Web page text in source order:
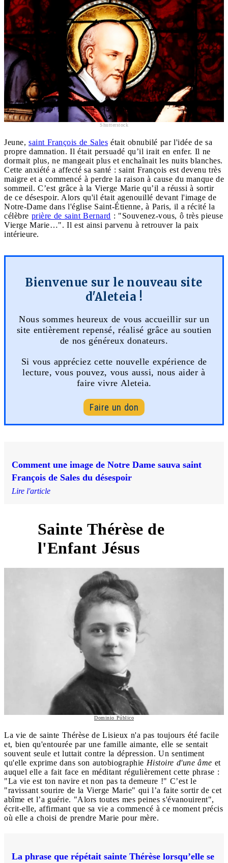
Shutterstock
Jeune, saint François de Sales était obnubilé par l'idée de sa
propre damnation. Il était persuadé qu’il irait en enfer. Il ne
dormait plus, ne mangeait plus et enchaînait les nuits blanches.
Cette anxiété a affecté sa santé : saint François est devenu très
maigre et a commencé à perdre la raison à cause du manque de
sommeil. C’est grâce à la Vierge Marie qu’il a réussi à sortir
de ce désespoir. Alors qu'il était agenouillé devant l'image de
Notre-Dame dans l'église Saint-Étienne, à Paris, il a récité la
célèbre prière de saint Bernard : "Souvenez-vous, ô très pieuse
Vierge Marie…". Il est ainsi parvenu à retrouver la paix
intérieure.
Bienvenue sur le nouveau site
d'Aleteia !
Nous sommes heureux de vous accueillir sur un
site entièrement repensé, réalisé grâce au soutien
de nos généreux donateurs.
Si vous appréciez cette nouvelle expérience de
lecture, vous pouvez, vous aussi, nous aider à
faire vivre Aleteia.
Faire un don
Comment une image de Notre Dame sauva saint
François de Sales du désespoir
Lire l'article
Sainte Thérèse de
l'Enfant Jésus
Dominio Público
La vie de sainte Thérèse de Lisieux n'a pas toujours été facile
et, bien qu'entourée par une famille aimante, elle se sentait
souvent seule et luttait contre la dépression. Un sentiment
qu'elle exprime dans son autobiographie Histoire d'une âme et
auquel elle a fait face en méditant régulièrement cette phrase :
"La vie est ton navire et non pas ta demeure !" C’est le
"ravissant sourire de la Vierge Marie" qui l’a faite sortir de cet
abîme et l’a guérie. "Alors toutes mes peines s'évanouirent",
écrit-elle, affirmant que sa vie a commencé à ce moment précis
où elle a choisi de prendre Marie pour mère.
La phrase que répétait sainte Thérèse lorsqu’elle se